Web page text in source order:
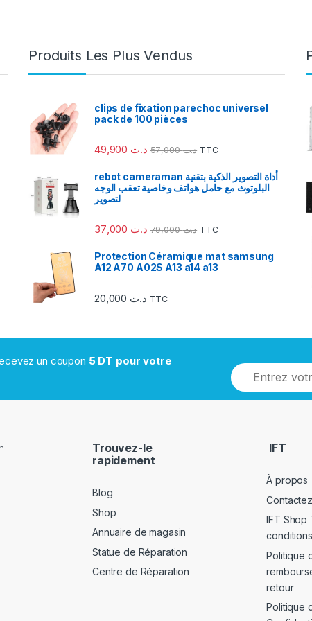
Produits Les Plus Vendus
clips de fixation parechoc universel
pack de 100 pièces
د.ت د.ت57,000 TTC
rebot cameraman أداة التصوير الذكية بتقنية
البلوتوث مع حامل هواتف وخاصية تعقب الوجه
لتصوير
د.ت د.ت79,000 TTC
Protection Céramique mat samsung
A12 A70 A02S A13 a14 a13
د.ت TTC
un coupon 5 DT pour votre
!
Trouvez-le
rapidement
Blog
Shop
Annuaire de magasin
Statue de Réparation
Centre de Réparation
IFT
À propos
IFT Shop
Politique
retour
Politique